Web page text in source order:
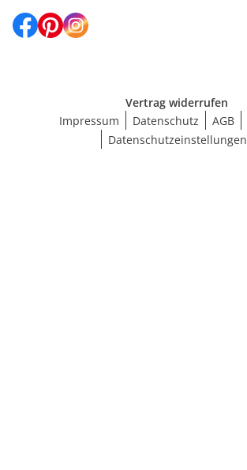
Vertrag widerrufen
Impressum
Datenschutz AGB
Datenschutzeinstellungen